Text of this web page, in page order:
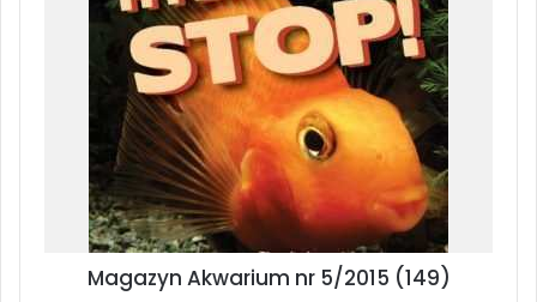
Magazyn Akwarium nr 5/2015 (149)